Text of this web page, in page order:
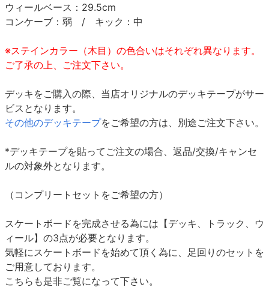
ウィールベース：29.5cm
コンケーブ：弱 / キック：中
※ステインカラー（木目）の色合いはそれぞれ異なります。
ご了承の上、ご注文下さい。
デッキをご購入の際、当店オリジナルのデッキテープがサー
ビスとなります。
その他のデッキテープをご希望の方は、別途ご注文下さい。
*デッキテープを貼ってご注文の場合、返品/交換/キャンセ
ルの対象外となります。
（コンプリートセットをご希望の方）
スケートボードを完成させる為には【デッキ、トラック、ウ
ィール】の3点が必要となります。
気軽にスケートボードを始めて頂く為に、足回りのセットを
ご用意しております。
こちらも是非ご覧になって下さい。